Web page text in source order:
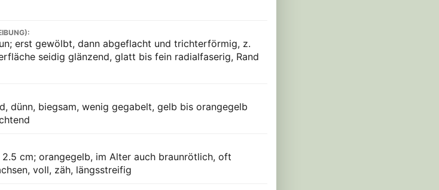
erst gewölbt, dann abgeflacht und trichterförmig, z.
seidig glänzend, glatt bis fein radialfaserig, Rand
dünn, biegsam, wenig gegabelt, gelb bis orangegelb
cm; orangegelb, im Alter auch braunrötlich, oft
voll, zäh, längsstreifig